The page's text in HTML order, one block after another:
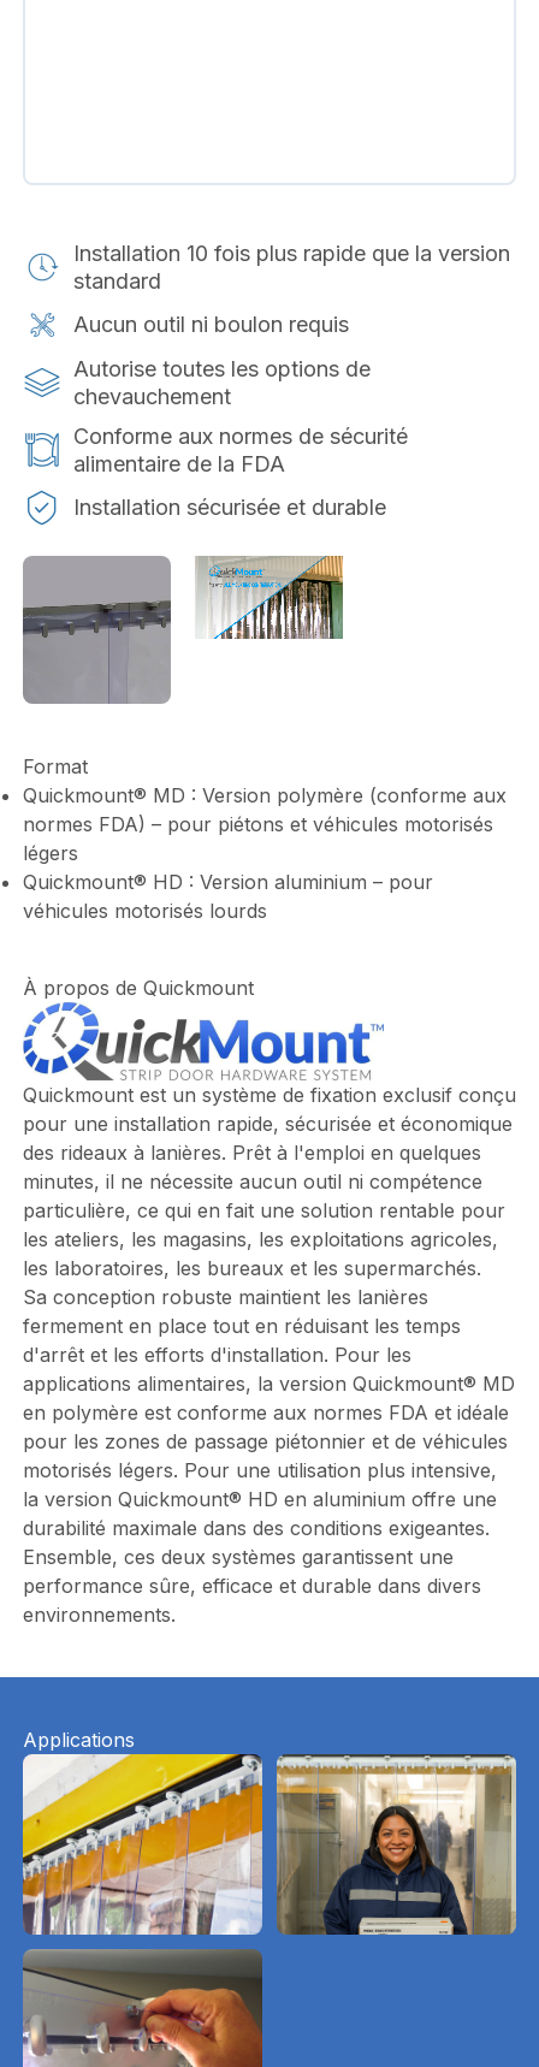
Fichier
vidéo
Installation 10 fois plus rapide que la version
standard
Aucun outil ni boulon requis
Autorise toutes les options de
chevauchement
Conforme aux normes de sécurité
alimentaire de la FDA
Installation sécurisée et durable
Format
Quickmount® MD : Version polymère (conforme aux
normes FDA) – pour piétons et véhicules motorisés
légers
Quickmount® HD : Version aluminium – pour
véhicules motorisés lourds
À propos de Quickmount
Quickmount est un système de fixation exclusif conçu
pour une installation rapide, sécurisée et économique
des rideaux à lanières. Prêt à l'emploi en quelques
minutes, il ne nécessite aucun outil ni compétence
particulière, ce qui en fait une solution rentable pour
les ateliers, les magasins, les exploitations agricoles,
les laboratoires, les bureaux et les supermarchés.
Sa conception robuste maintient les lanières
fermement en place tout en réduisant les temps
d'arrêt et les efforts d'installation. Pour les
applications alimentaires, la version Quickmount® MD
en polymère est conforme aux normes FDA et idéale
pour les zones de passage piétonnier et de véhicules
motorisés légers. Pour une utilisation plus intensive,
la version Quickmount® HD en aluminium offre une
durabilité maximale dans des conditions exigeantes.
Ensemble, ces deux systèmes garantissent une
performance sûre, efficace et durable dans divers
environnements.
Applications